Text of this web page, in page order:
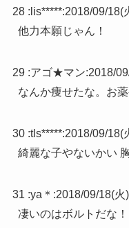
28 : lis*****:2018/09/18(
他力本願じゃん！
29 :アゴ★マン:2018/
なんか痩せたな。お
30 :tls*****:2018/09/18(
綺麗な子やないかい
31 :ya＊ :2018/09/18(火
凄いのはボルトだな！